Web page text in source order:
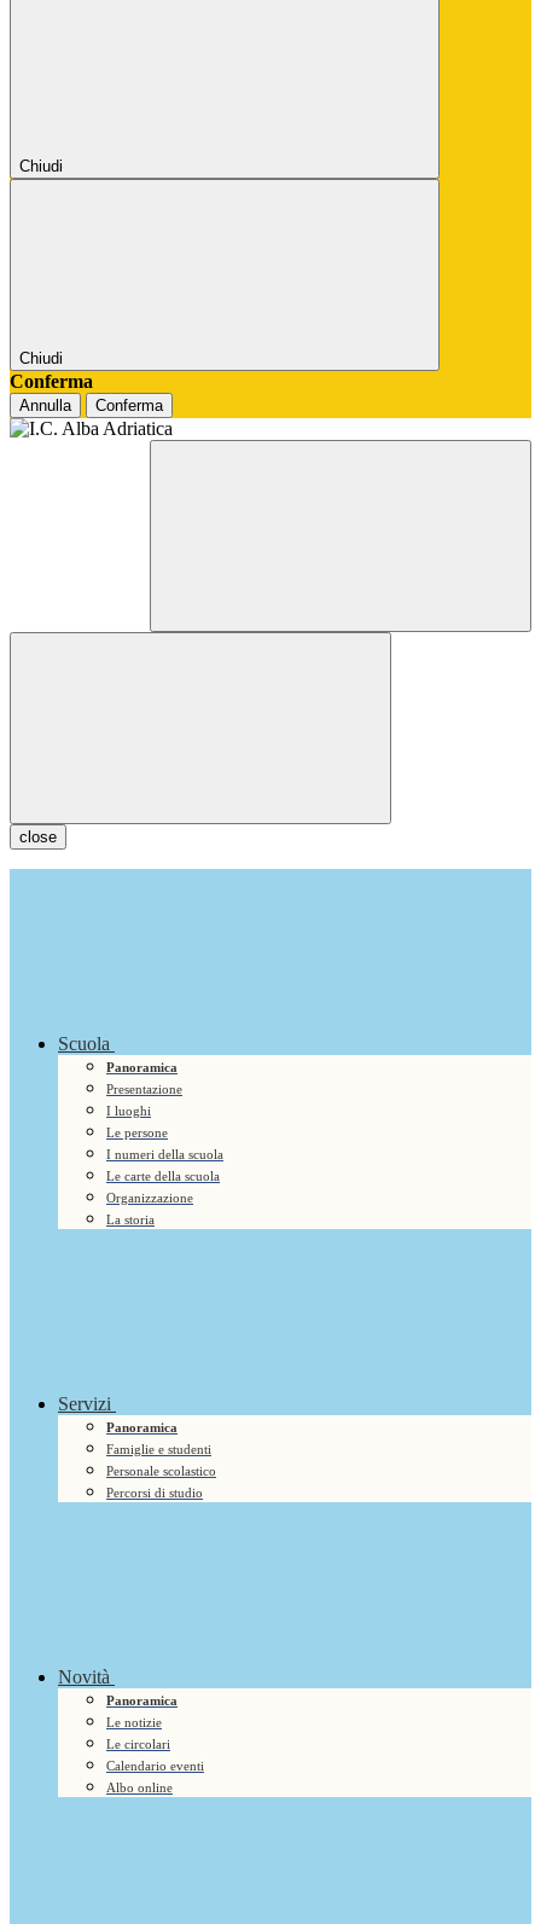
Chiudi
Chiudi
Conferma
Annulla Conferma
close
Scuola
Panoramica
Presentazione
I luoghi
Le persone
I numeri della scuola
Le carte della scuola
Organizzazione
La storia
Servizi
Panoramica
Famiglie e studenti
Personale scolastico
Percorsi di studio
Novità
Panoramica
Le notizie
Le circolari
Calendario eventi
Albo online